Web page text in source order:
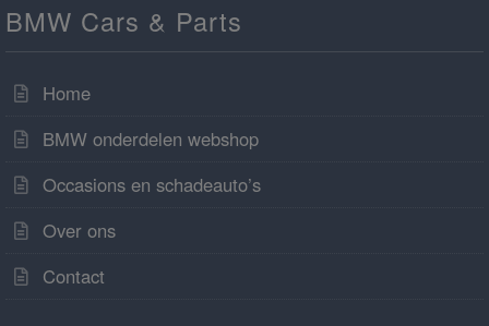
BMW Cars & Parts
Home
BMW onderdelen webshop
Occasions en schadeauto’s
Over ons
Contact